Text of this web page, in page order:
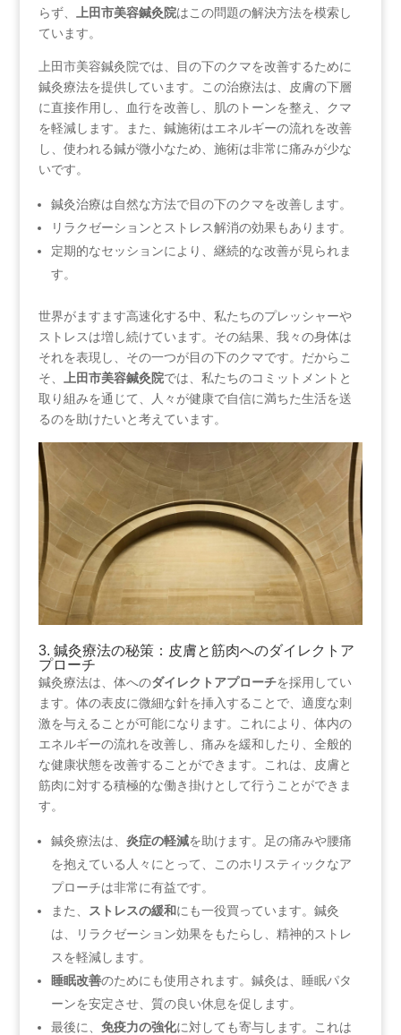
らず、
上田市美容鍼灸院はこの問題の解決方法を模索し
ています。
上田市美容鍼灸院では、目の下のクマを改善するために
鍼灸療法を提供しています。この治療法は、皮膚の下層
に直接作用し、血行を改善し、肌のトーンを整え、クマ
を軽減します。また、鍼施術はエネルギーの流れを改善
し、使われる鍼が微小なため、施術は非常に痛みが少な
いです。
鍼灸治療は自然な方法で目の下のクマを改善します。
リラクゼーションとストレス解消の効果もあります。
定期的なセッションにより、継続的な改善が見られま
す。
世界がますます高速化する中、私たちのプレッシャーや
ストレスは増し続けています。その結果、我々の身体は
それを表現し、その一つが目の下のクマです。だからこ
そ、
上田市美容鍼灸院では、私たちのコミットメントと
取り組みを通じて、人々が健康で自信に満ちた生活を送
るのを助けたいと考えています。
3. 鍼灸療法の秘策：皮膚と筋肉へのダイレクトア
プローチ
鍼灸療法は、体へのダイレクトアプローチを採用してい
ます。体の表皮に微細な針を挿入することで、適度な刺
激を与えることが可能になります。これにより、体内の
エネルギーの流れを改善し、痛みを緩和したり、全般的
な健康状態を改善することができます。これは、皮膚と
筋肉に対する積極的な働き掛けとして行うことができま
す。
鍼灸療法は、 炎症の軽減を助けます。足の痛みや腰痛
を抱えている人々にとって、このホリスティックなア
プローチは非常に有益です。
また、
ストレスの緩和にも一役買っています。鍼灸
は、リラクゼーション効果をもたらし、精神的ストレ
スを軽減します。
睡眠改善のためにも使用されます。鍼灸は、睡眠パタ
ーンを安定させ、質の良い休息を促します。
最後に、 免疫力の強化に対しても寄与します。これは